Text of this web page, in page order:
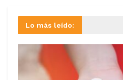
Lo más leído: